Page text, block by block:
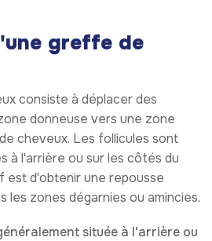
greffe de
consiste à déplacer des
donneuse vers une zone
cheveux. Les follicules sont
à l'arrière ou sur les côtés du
est d'obtenir une repousse
les zones dégarnies ou amincies.
située à l'arrière ou